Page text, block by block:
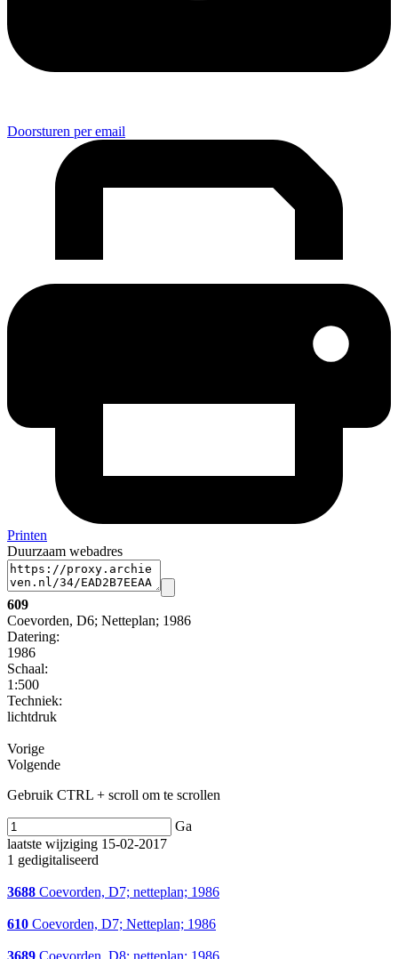
Doorsturen per email
Printen
Duurzaam webadres
609
Coevorden, D6; Netteplan; 1986
Datering:
1986
Schaal:
1:500
Techniek:
lichtdruk
Vorige
Volgende
Gebruik CTRL + scroll om te scrollen
Ga
laatste wijziging 15-02-2017
1 gedigitaliseerd
3688 Coevorden, D7; netteplan; 1986
610 Coevorden, D7; Netteplan; 1986